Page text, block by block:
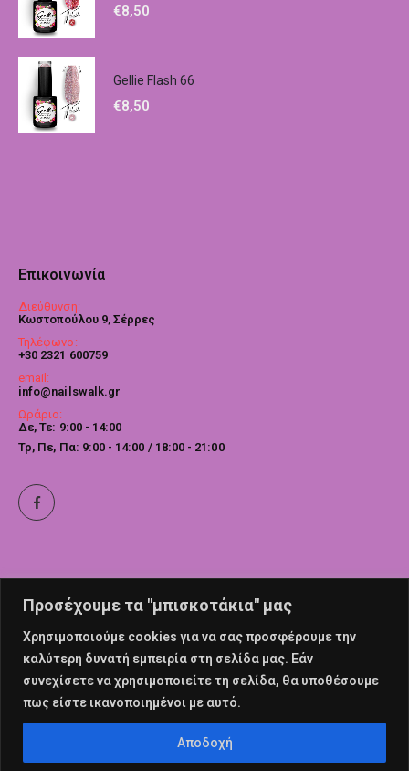
Προσέχουμε τα "μπισκοτάκια" μας
Χρησιμοποιούμε cookies για να σας προσφέρουμε την
καλύτερη δυνατή εμπειρία στη σελίδα μας. Εάν
συνεχίσετε να χρησιμοποιείτε τη σελίδα, θα υποθέσουμε
πως είστε ικανοποιημένοι με αυτό.
Αποδοχή
€8,50
Gellie Flash 66
€8,50
Επικοινωνία
Διεύθυνση:
Κωστοπούλου 9, Σέρρες
Τηλέφωνο:
+30 2321 600759
email:
info@nailswalk.gr
Ωράριο:
Δε, Τε: 9:00 - 14:00
Τρ, Πε, Πα: 9:00 - 14:00 / 18:00 - 21:00
© nailswalk 2022. All Rights Reserved